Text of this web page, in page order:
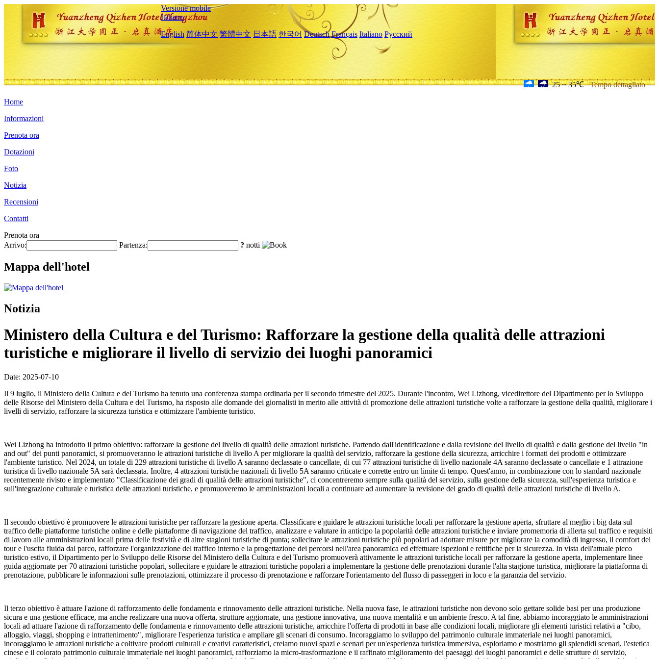
Versione mobile
Italiano
English 简体中文 繁體中文 日本語 한국어 Deutsch Français Italiano Русский
25 ~ 35℃ Tempo dettagliato
Home
Informazioni
Prenota ora
Dotazioni
Foto
Notizia
Recensioni
Contatti
Prenota ora
Arrivo:
Partenza: ? notti
Mappa dell'hotel
Notizia
Ministero della Cultura e del Turismo: Rafforzare la gestione della qualità delle attrazioni
turistiche e migliorare il livello di servizio dei luoghi panoramici
Date: 2025-07-10
Il 9 luglio, il Ministero della Cultura e del Turismo ha tenuto una conferenza stampa ordinaria per il secondo trimestre del 2025. Durante l'incontro, Wei Lizhong, vicedirettore del Dipartimento per lo Sviluppo
delle Risorse del Ministero della Cultura e del Turismo, ha risposto alle domande dei giornalisti in merito alle attività di promozione delle attrazioni turistiche volte a rafforzare la gestione della qualità, migliorare i
livelli di servizio, rafforzare la sicurezza turistica e ottimizzare l'ambiente turistico.
Wei Lizhong ha introdotto il primo obiettivo: rafforzare la gestione del livello di qualità delle attrazioni turistiche. Partendo dall'identificazione e dalla revisione del livello di qualità e dalla gestione del livello "in
and out" dei punti panoramici, si promuoveranno le attrazioni turistiche di livello A per migliorare la qualità del servizio, rafforzare la gestione della sicurezza, arricchire i formati dei prodotti e ottimizzare
l'ambiente turistico. Nel 2024, un totale di 229 attrazioni turistiche di livello A saranno declassate o cancellate, di cui 77 attrazioni turistiche di livello nazionale 4A saranno declassate o cancellate e 1 attrazione
turistica di livello nazionale 5A sarà declassata. Inoltre, 4 attrazioni turistiche nazionali di livello 5A saranno criticate e corrette entro un limite di tempo. Quest'anno, in combinazione con lo standard nazionale
recentemente rivisto e implementato "Classificazione dei gradi di qualità delle attrazioni turistiche", ci concentreremo sempre sulla qualità del servizio, sulla gestione della sicurezza, sull'esperienza turistica e
sull'integrazione culturale e turistica delle attrazioni turistiche, e promuoveremo le amministrazioni locali a continuare ad aumentare la revisione del grado di qualità delle attrazioni turistiche di livello A.
Il secondo obiettivo è promuovere le attrazioni turistiche per rafforzare la gestione aperta. Classificare e guidare le attrazioni turistiche locali per rafforzare la gestione aperta, sfruttare al meglio i big data sul
traffico delle piattaforme turistiche online e delle piattaforme di navigazione del traffico, analizzare e valutare in anticipo la popolarità delle attrazioni turistiche e inviare promemoria di allerta sul traffico e requisiti
di lavoro alle amministrazioni locali prima delle festività e di altre stagioni turistiche di punta; sollecitare le attrazioni turistiche più popolari ad adottare misure per migliorare la comodità di ingresso, il comfort dei
tour e l'uscita fluida dal parco, rafforzare l'organizzazione del traffico interno e la progettazione dei percorsi nell'area panoramica ed effettuare ispezioni e rettifiche per la sicurezza. In vista dell'attuale picco
turistico estivo, il Dipartimento per lo Sviluppo delle Risorse del Ministero della Cultura e del Turismo promuoverà attivamente le attrazioni turistiche locali per rafforzare la gestione aperta, implementare linee
guida aggiornate per 70 attrazioni turistiche popolari, sollecitare e guidare le attrazioni turistiche popolari a implementare la gestione delle prenotazioni durante l'alta stagione turistica, migliorare la piattaforma di
prenotazione, pubblicare le informazioni sulle prenotazioni, ottimizzare il processo di prenotazione e rafforzare l'orientamento del flusso di passeggeri in loco e la garanzia del servizio.
Il terzo obiettivo è attuare l'azione di rafforzamento delle fondamenta e rinnovamento delle attrazioni turistiche. Nella nuova fase, le attrazioni turistiche non devono solo gettare solide basi per una produzione
sicura e una gestione efficace, ma anche realizzare una nuova offerta, strutture aggiornate, una gestione innovativa, una nuova mentalità e un ambiente fresco. A tal fine, abbiamo incoraggiato le amministrazioni
locali ad attuare l'azione di rafforzamento delle fondamenta e rinnovamento delle attrazioni turistiche, arricchire l'offerta di prodotti in base alle condizioni locali, migliorare gli elementi turistici relativi a "cibo,
alloggio, viaggi, shopping e intrattenimento", migliorare l'esperienza turistica e ampliare gli scenari di consumo. Incoraggiamo lo sviluppo del patrimonio culturale immateriale nei luoghi panoramici,
incoraggiamo le attrazioni turistiche a coltivare prodotti culturali e creativi caratteristici, creiamo nuovi spazi e scenari per un'esperienza turistica immersiva, esploriamo e mostriamo gli splendidi scenari, l'estetica
cinese e il colorato patrimonio culturale immateriale nei luoghi panoramici, rafforziamo la micro-trasformazione e il raffinato miglioramento dei paesaggi dei luoghi panoramici e delle strutture di servizio,